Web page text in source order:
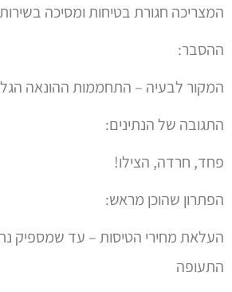
המצריכה חגורת בטיחות ומסיכה
ההסבר:
המקור לבעיה – התחממות ההונאה
התגובה של הנתינים:
פחד, חרדה, הצילו!
הפתרון שהוכן מראש:
העלאת מחירי הטיסות – עד שמספיק
התעופה